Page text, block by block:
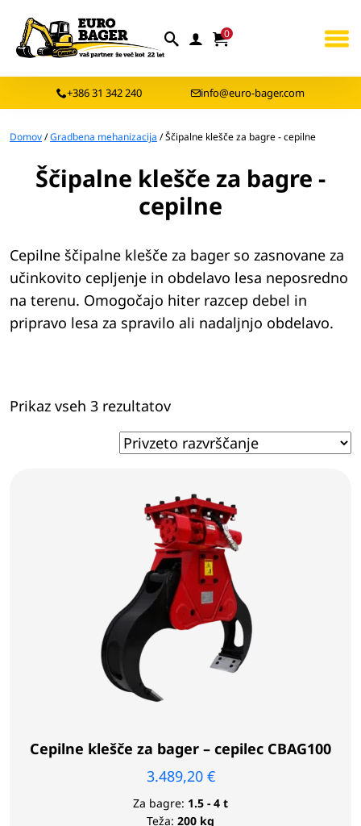
0
+386 31 342 240 info@euro-bager.com
Domov/Gradbena mehanizacija / Ščipalne klešče za bagre - cepilne
Ščipalne klešče za bagre -
cepilne
Cepilne ščipalne klešče za bager so zasnovane za
učinkovito cepljenje in obdelavo lesa neposredno
na terenu. Omogočajo hiter razcep debel in
pripravo lesa za spravilo ali nadaljnjo obdelavo.
Prikaz vseh 3 rezultatov
Cepilne klešče za bager – cepilec CBAG100
3.489,20 €
Za bagre: 1.5 - 4 t
Teža: 200 kg